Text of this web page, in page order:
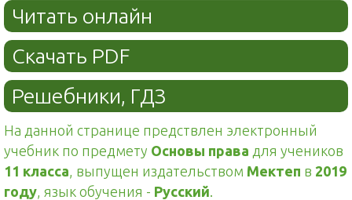
Читать онлайн
Скачать PDF
Решебники, ГДЗ
На данной странице предствлен электронный
учебник по предмету Основы права для учеников
11 класса, выпущен издательством Мектеп в 2019
году, язык обучения - Русский.